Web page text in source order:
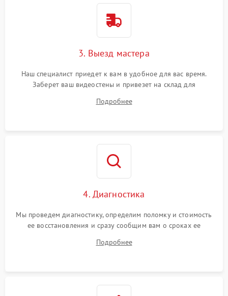
3. Выезд мастера
Наш специалист приедет к вам в удобное для вас время.
Заберет ваш видеостены и привезет на склад для
Подробнее
4. Диагностика
Мы проведем диагностику, определим поломку и стоимость
ее восстановления и сразу сообщим вам о сроках ее
Подробнее